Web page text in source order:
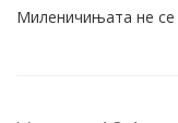
Миленичињата не се